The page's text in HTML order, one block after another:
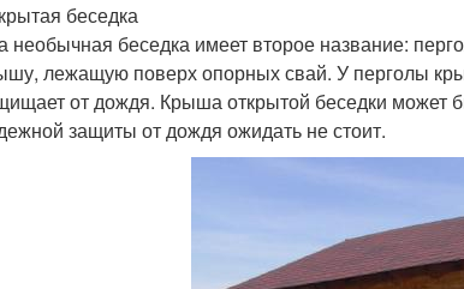
беседка
необычная беседка имеет второе название:
лежащую поверх опорных свай. У перголы
от дождя. Крыша открытой беседки может
защиты от дождя ожидать не стоит.